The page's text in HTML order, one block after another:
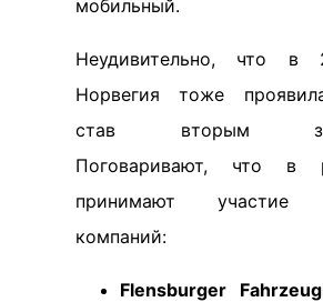
мобильный.
Неудивительно, что в
Норвегия тоже
став вторым
Поговаривают, что в
принимают участие
компаний:
Flensburger